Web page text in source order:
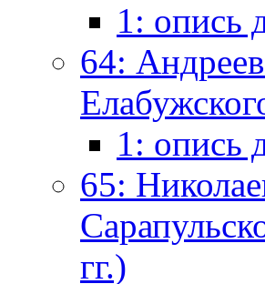
1: опись
64:
1: опись
65:
гг.)